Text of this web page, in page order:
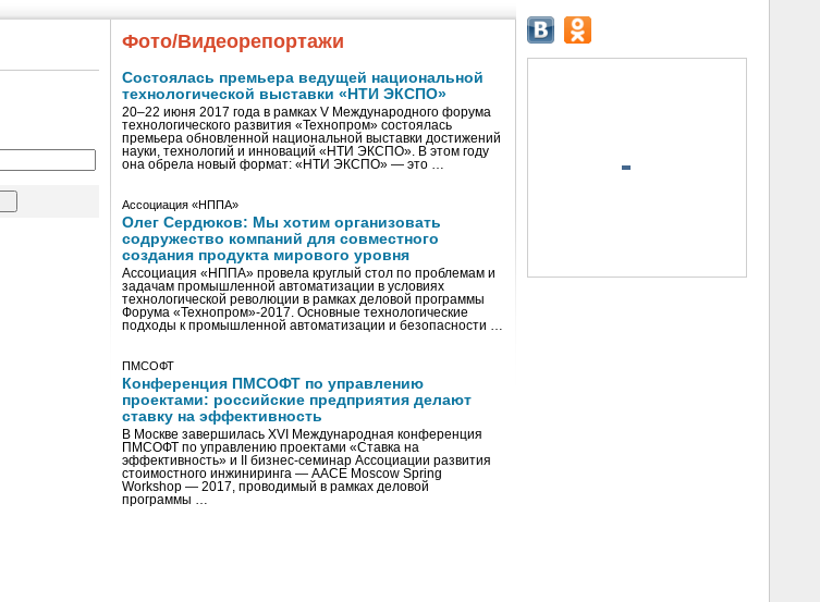
Фото/Видеорепортажи
Состоялась премьера ведущей национальной
технологической выставки «НТИ ЭКСПО»
20–22 июня 2017 года в рамках V Международного форума
технологического развития «Технопром» состоялась
премьера обновленной национальной выставки достижений
науки, технологий и инноваций «НТИ ЭКСПО». В этом году
она обрела новый формат: «НТИ ЭКСПО» — это …
Ассоциация «НППА»
Олег Сердюков: Мы хотим организовать
содружество компаний для совместного
создания продукта мирового уровня
Ассоциация «НППА» провела круглый стол по проблемам и
задачам промышленной автоматизации в условиях
технологической революции в рамках деловой программы
Форума «Технопром»-2017. Основные технологические
подходы к промышленной автоматизации и безопасности …
ПМСОФТ
Конференция ПМСОФТ по управлению
проектами: российские предприятия делают
ставку на эффективность
В Москве завершилась XVI Международная конференция
ПМСОФТ по управлению проектами «Ставка на
эффективность» и II бизнес-семинар Ассоциации развития
стоимостного инжиниринга — AACE Moscow Spring
Workshop — 2017, проводимый в рамках деловой
программы …